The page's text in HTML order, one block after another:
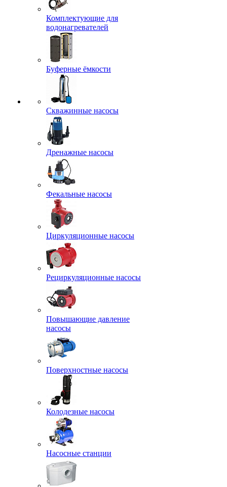
Комплектующие для
водонагревателей
Буферные ёмкости
Скважинные насосы
Дренажные насосы
Фекальные насосы
Циркуляционные насосы
Рециркуляционные насосы
Повышающие давление
насосы
Поверхностные насосы
Колодезные насосы
Насосные станции